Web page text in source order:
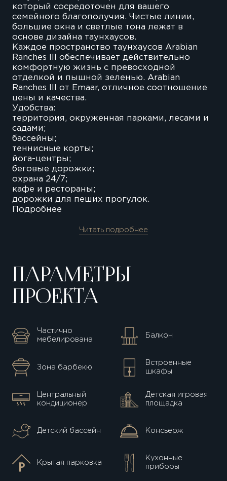
который сосредоточен для вашего
семейного благополучия. Чистые линии,
большие окна и светлые тона лежат в
основе дизайна таунхаусов.
Каждое пространство таунхаусов Arabian
Ranches III обеспечивает действительно
комфортную жизнь с превосходной
отделкой и пышной зеленью. Arabian
Ranches III от Emaar, отличное соотношение
цены и качества.
Удобства:
территория, окруженная парками, лесами и
садами;
бассейны;
теннисные корты;
йога-центры;
беговые дорожки;
охрана 24/7;
кафе и рестораны;
дорожки для пеших прогулок.
Подробнее
Читать подробнее
ПАРАМЕТРЫ
ПРОЕКТА
Частично
мебелирована
Балкон
Зона барбекю
Встроенные
шкафы
Центральный
кондиционер
Детская игровая
площадка
Детский бассейн Консьерж
Крытая парковка
Кухонные
приборы